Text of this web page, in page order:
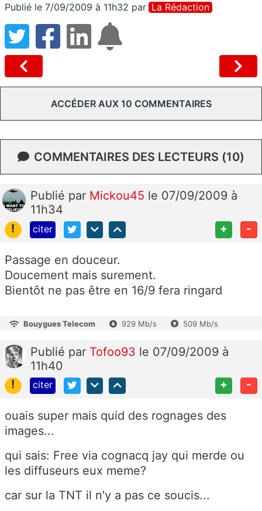
Publié le 7/09/2009 à 11h32 par La Rédaction
ACCÉDER AUX 10 COMMENTAIRES
COMMENTAIRES DES LECTEURS (10)
Publié par Mickou45 le 07/09/2009 à
11h34
!
citer + -
Passage en douceur.
Doucement mais surement.
Bientôt ne pas être en 16/9 fera ringard
Bouygues Telecom 929 Mb/s 509 Mb/s
Publié par Tofoo93 le 07/09/2009 à
11h40
!
citer + -
ouais super mais quid des rognages des
images...
qui sais: Free via cognacq jay qui merde ou
les diffuseurs eux meme?
car sur la TNT il n'y a pas ce soucis...